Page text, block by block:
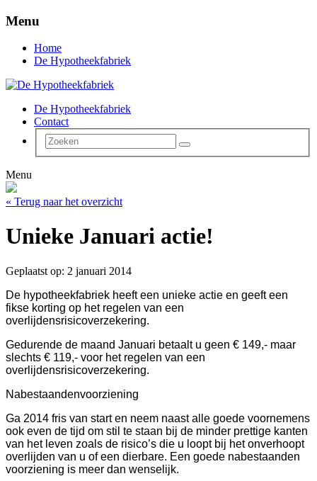
Menu
Home
De Hypotheekfabriek
De Hypotheekfabriek
Contact
Menu
« Terug naar het overzicht
Unieke Januari actie!
Geplaatst op: 2 januari 2014
De hypotheekfabriek heeft een unieke actie en geeft een
fikse korting op het regelen van een
overlijdensrisicoverzekering.
Gedurende de maand Januari betaalt u geen € 149,- maar
slechts € 119,- voor het regelen van een
overlijdensrisicoverzekering.
Nabestaandenvoorziening
Ga 2014 fris van start en neem naast alle goede voornemens
ook even de tijd om stil te staan bij de minder prettige kanten
van het leven zoals de risico’s die u loopt bij het onverhoopt
overlijden van u of een dierbare. Een goede nabestaanden
voorziening is meer dan wenselijk.